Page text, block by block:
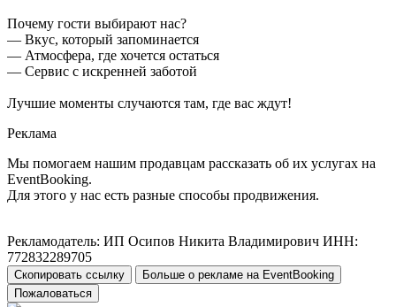
Почему гости выбирают нас?
— Вкус, который запоминается
— Атмосфера, где хочется остаться
— Сервис с искренней заботой
Лучшие моменты случаются там, где вас ждут!
Реклама
Мы помогаем нашим продавцам рассказать об их услугах на
EventBooking.
Для этого у нас есть разные способы продвижения.
Рекламодатель: ИП Осипов Никита Владимирович ИНН:
772832289705
Скопировать ссылку
Больше о рекламе на EventBooking
Пожаловаться